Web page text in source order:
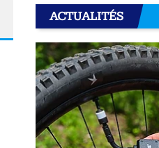
ACTUALITÉS